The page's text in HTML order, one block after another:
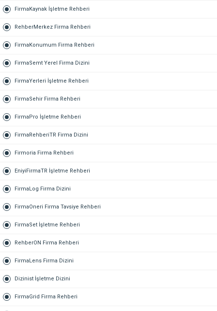
FirmaKaynak İşletme Rehberi
RehberMerkez Firma Rehberi
FirmaKonumum Firma Rehberi
FirmaSemt Yerel Firma Dizini
FirmaYerleri İşletme Rehberi
FirmaSehir Firma Rehberi
FirmaPro İşletme Rehberi
FirmaRehberiTR Firma Dizini
Firmoria Firma Rehberi
EniyiFirmaTR İşletme Rehberi
FirmaLog Firma Dizini
FirmaOneri Firma Tavsiye Rehberi
FirmaSet İşletme Rehberi
RehberON Firma Rehberi
FirmaLens Firma Dizini
Dizinist İşletme Dizini
FirmaGrid Firma Rehberi